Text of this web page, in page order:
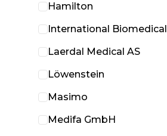
Hamilton
International Biomedical
Laerdal Medical AS
Löwenstein
Masimo
Medifa GmbH